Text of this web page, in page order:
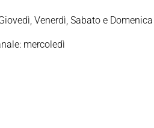
Venerdì, Sabato e
mercoledì